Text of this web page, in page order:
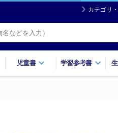
カテゴリ
児童書 学習参考書